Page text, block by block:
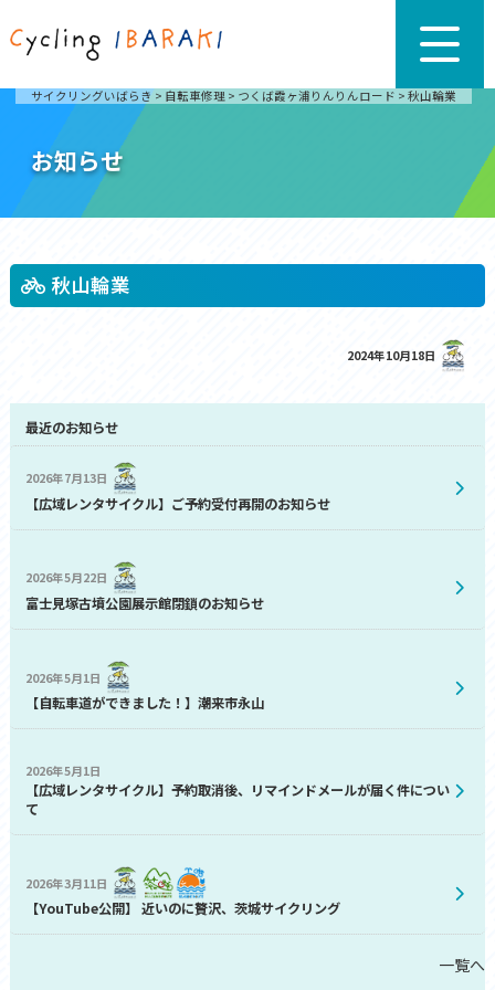
サイクリングいばらき> 自転車修理 > つくば霞ヶ浦りんりんロード > 秋山輪業
お知らせ
秋山輪業
2024年10月18日
最近のお知らせ
2026年7月13日
【広域レンタサイクル】ご予約受付再開のお知らせ
2026年5月22日
富士見塚古墳公園展示館閉鎖のお知らせ
2026年5月1日
【自転車道ができました！】潮来市永山
2026年5月1日
【広域レンタサイクル】予約取消後、リマインドメールが届く件につい
て
2026年3月11日
【YouTube公開】 近いのに贅沢、茨城サイクリング
一覧へ